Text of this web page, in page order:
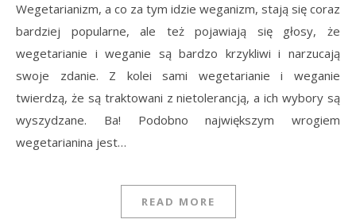
Wegetarianizm, a co za tym idzie weganizm, stają się coraz
bardziej popularne, ale też pojawiają się głosy, że
wegetarianie i weganie są bardzo krzykliwi i narzucają
swoje zdanie. Z kolei sami wegetarianie i weganie
twierdzą, że są traktowani z nietolerancją, a ich wybory są
wyszydzane. Ba! Podobno największym wrogiem
wegetarianina jest…
READ MORE